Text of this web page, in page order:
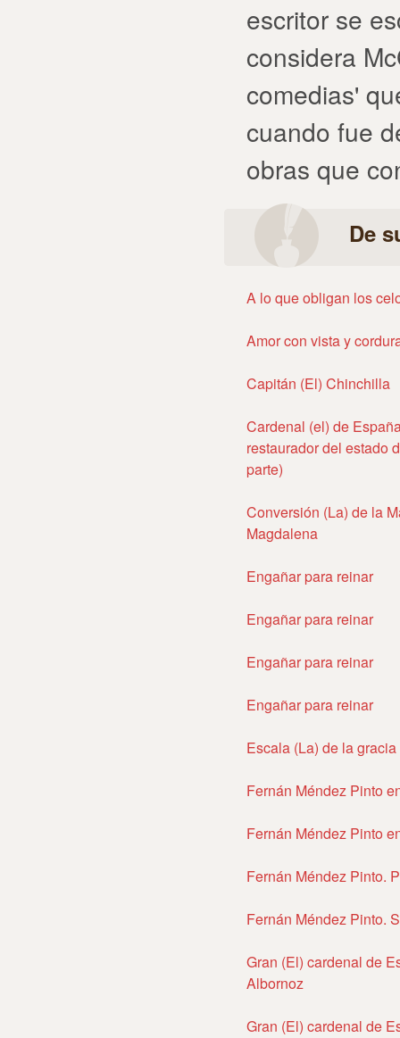
escritor se
considera
comedias'
cuando fue
obras que
De
A lo que obligan los
Amor con vista y
Capitán (El) Chinchilla
Cardenal (el) de
restaurador del estado
parte)
Conversión (La) de la
Magdalena
Engañar para reinar
Engañar para reinar
Engañar para reinar
Engañar para reinar
Escala (La) de la gracia
Fernán Méndez Pinto
Fernán Méndez Pinto
Fernán Méndez Pinto.
Fernán Méndez Pinto.
Gran (El) cardenal de
Albornoz
Gran (El) cardenal de